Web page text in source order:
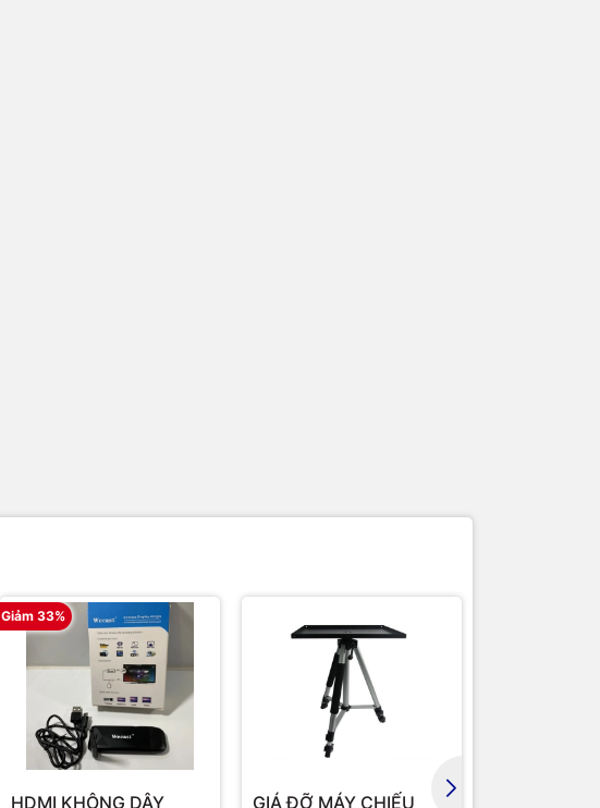
Giảm 33%
HDMI KHÔNG DÂY GIÁ ĐỠ MÁY CHIẾU